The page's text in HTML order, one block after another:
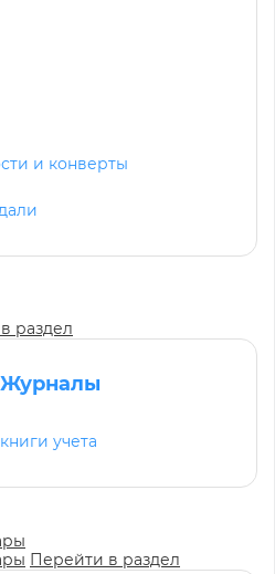
и конверты
раздел
Журналы
учета
Перейти в раздел